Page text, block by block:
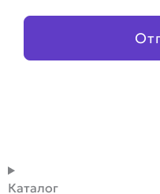
Каталог